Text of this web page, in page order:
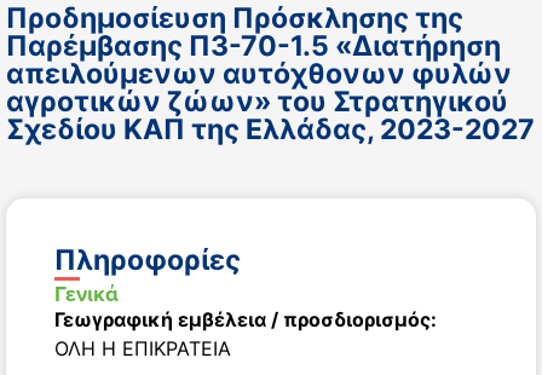
Προδημοσίευση Πρόσκλησης της
Παρέμβασης Π3-70-1.5 «Διατήρηση
απειλούμενων αυτόχθονων φυλών
αγροτικών ζώων» του Στρατηγικού
Σχεδίου ΚΑΠ της Ελλάδας, 2023-2027
Πληροφορίες
Γενικά
Γεωγραφική εμβέλεια / προσδιορισμός:
ΟΛΗ Η ΕΠΙΚΡΑΤΕΙΑ